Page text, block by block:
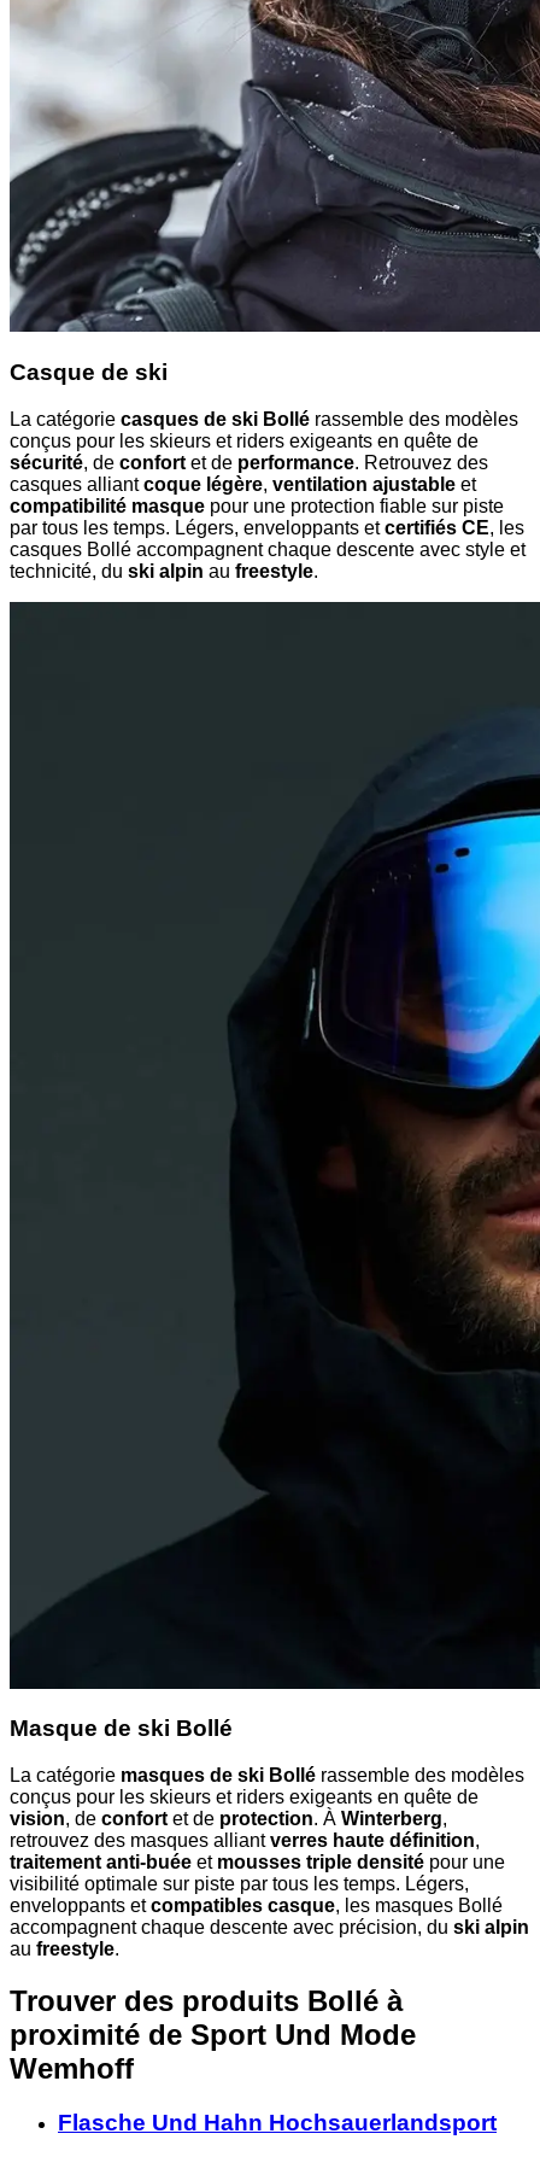
Casque de ski
La catégorie casques de ski Bollé rassemble des modèles
conçus pour les skieurs et riders exigeants en quête de
sécurité, de confort et de performance. Retrouvez des
casques alliantcoque légère, ventilation ajustable et
compatibilité masque pour une protection fiable sur piste
par tous les temps. Légers, enveloppants etcertifiés CE, les
casques Bollé accompagnent chaque descente avec style et
technicité, du ski alpin au freestyle.
Masque de ski Bollé
La catégorie masques de ski Bollé rassemble des modèles
conçus pour les skieurs et riders exigeants en quête de
vision, de confort et de protection. À Winterberg,
retrouvez des masques alliantverres haute définition,
traitement anti-buée et mousses triple densité pour une
visibilité optimale sur piste par tous les temps. Légers,
enveloppants etcompatibles casque, les masques Bollé
accompagnent chaque descente avec précision, du ski alpin
au freestyle.
Trouver des produits Bollé à
proximité de Sport Und Mode
Wemhoff
Flasche Und Hahn Hochsauerlandsport